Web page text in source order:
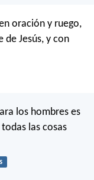
oración y ruego,
de Jesús, y con
los hombres es
las cosas